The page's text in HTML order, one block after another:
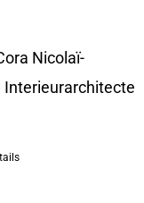
Nicolaï-
Interieurarchitecte